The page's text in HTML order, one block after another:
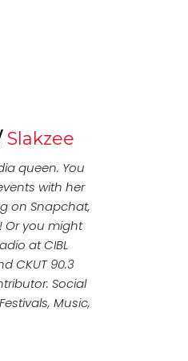
Slakzee
queen. You
with her
on Snapchat,
Or you might
at CIBL
CKUT 90.3
Social
Music,